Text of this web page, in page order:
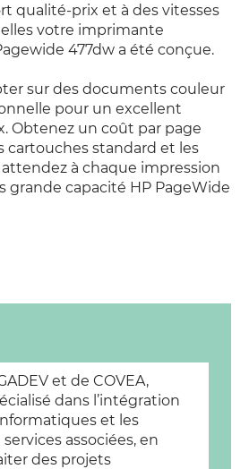
qualité-prix et à des vitesses
votre imprimante
477dw a été conçue.
sur des documents couleur
pour un excellent
Obtenez un coût par page
cartouches standard et les
à chaque impression
grande capacité HP PageWide
et de COVEA,
dans l’intégration
et les
associées, en
des projets